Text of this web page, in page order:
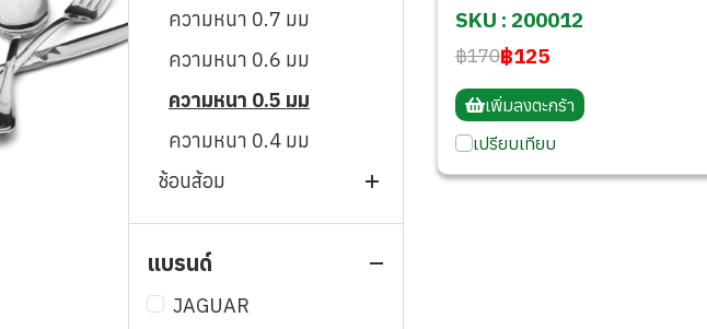
ความหนา 0.7 มม
ความหนา 0.6 มม
ความหนา 0.5 มม
ความหนา 0.4 มม
ช้อนส้อม
ความหนา 5.0 มม
ความหนา 2.5 มม
ความหนา 2.0 มม
ช้อนกาแฟ & ช้อนชา
ความหนา 2.0 มม
ความหนา 1.5 มม
ช้อนโซดา & ช้อนไอศกรีม
ความหนา 2.0 มม
ช้อนเดี่ยว
แบรนด์
JAGUAR
SKU : 200012
฿170฿125
เพิ่มลงตะกร้า
เปรียบเทียบ